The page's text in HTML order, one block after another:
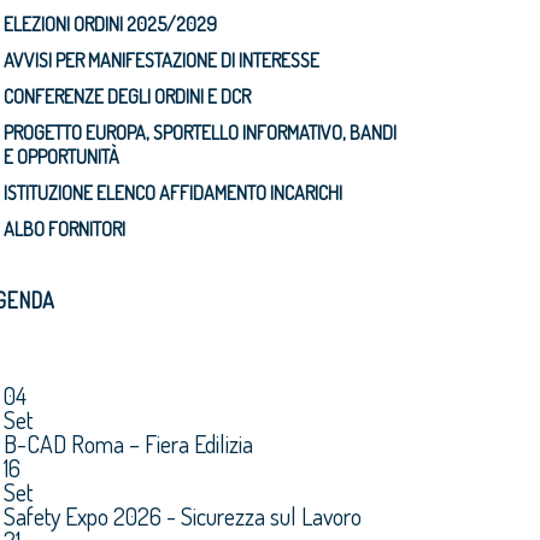
ELEZIONI ORDINI 2025/2029
AVVISI PER MANIFESTAZIONE DI INTERESSE
CONFERENZE DEGLI ORDINI E DCR
PROGETTO EUROPA, SPORTELLO INFORMATIVO, BANDI
E OPPORTUNITÀ
ISTITUZIONE ELENCO AFFIDAMENTO INCARICHI
ALBO FORNITORI
04
Set
B-CAD Roma – Fiera Edilizia
16
Set
Safety Expo 2026 - Sicurezza sul Lavoro